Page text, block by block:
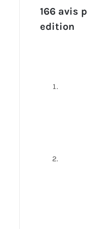
166 avis
edition